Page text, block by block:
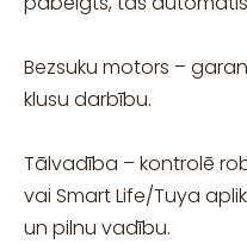
Bezsuku motors –
klusu darbību.
Tālvadība – kontrolē
vai Smart Life/Tuya
un pilnu vadību.